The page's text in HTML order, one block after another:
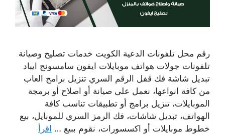
رقم محل تلفونات الدعية الكويت خدمات تصليح وصيانة
تلفونات جولات هواتف موبايلات ايفون سامسونج ايباد
تبديل شاشة فك قفل الرقم السري تنزيل برامج العاب
من كافة انواعها، نعمل على صيانة أو اصلاح أو برمجة
الموبايلات، تنزيل برامج أو تطبيقات تناسب كافة
الهواتف، تبديل شاشات، فك الرمز السري للموبايل، بيع
خطوط موبايلات أو اكسسورات، نقوم ببيع … اقرأ